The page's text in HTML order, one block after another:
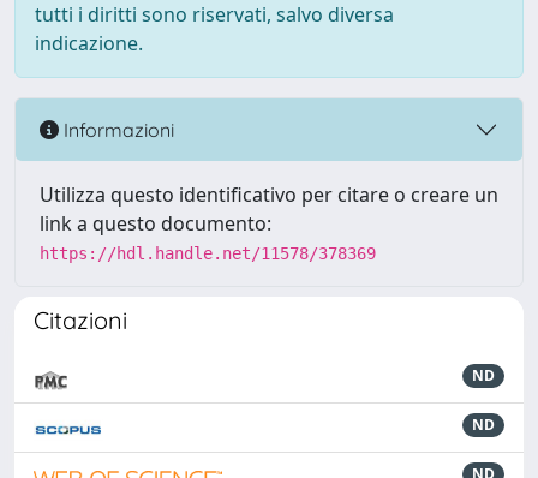
tutti i diritti sono riservati, salvo diversa
indicazione.
Informazioni
Utilizza questo identificativo per citare o creare un
link a questo documento:
https://hdl.handle.net/11578/378369
Citazioni
ND
ND